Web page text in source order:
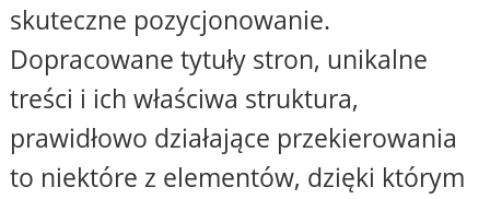
skuteczne pozycjonowanie.
Dopracowane tytuły stron, unikalne
treści i ich właściwa struktura,
prawidłowo działające przekierowania
to niektóre z elementów, dzięki którym